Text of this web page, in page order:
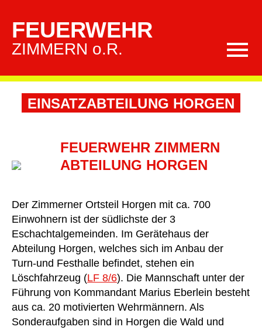
FEUERWEHR
ZIMMERN o.R.
EINSATZABTEILUNG HORGEN
FEUERWEHR ZIMMERN
ABTEILUNG HORGEN
Der Zimmerner Ortsteil Horgen mit ca. 700
Einwohnern ist der südlichste der 3
Eschachtalgemeinden. Im Gerätehaus der
Abteilung Horgen, welches sich im Anbau der
Turn-und Festhalle befindet, stehen ein
Löschfahrzeug (LF 8/6). Die Mannschaft unter der
Führung von Kommandant Marius Eberlein besteht
aus ca. 20 motivierten Wehrmännern. Als
Sonderaufgaben sind in Horgen die Wald und